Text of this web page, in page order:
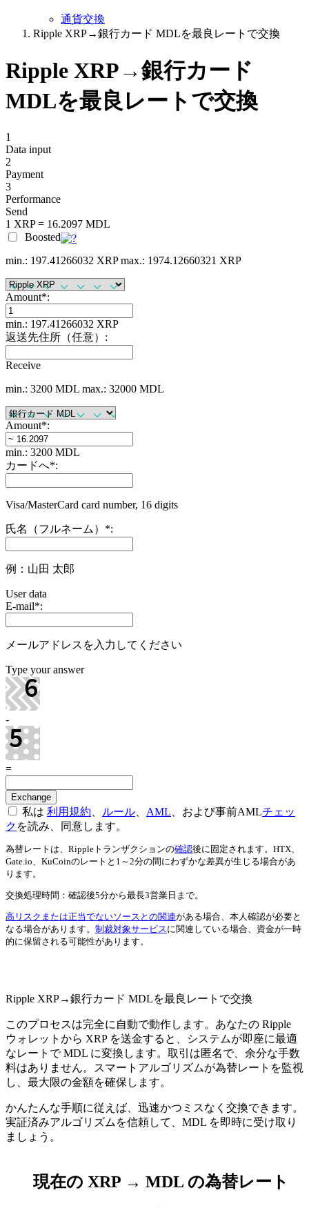
通貨交換
Ripple XRP→銀行カード MDLを最良レートで交換
Ripple XRP→銀行カード
MDLを最良レートで交換
1
Data input
2
Payment
3
Performance
Send
1 XRP = 16.2097 MDL
Boosted
min.: 197.41266032 XRP max.: 1974.12660321 XRP
Amount*:
min.: 197.41266032 XRP
返送先住所（任意）:
Receive
min.: 3200 MDL max.: 32000 MDL
Amount*:
min.: 3200 MDL
カードへ*:
Visa/MasterCard card number, 16 digits
氏名（フルネーム） *:
例：山田 太郎
User data
E-mail*:
メールアドレスを入力してください
Type your answer
-
=
私は 利用規約、 ルール、 AML、および事前AMLチェッ
ク を読み、同意します。
為替レートは、Rippleトランザクションの確認後に固定されます。HTX、
Gate.io、KuCoinのレートと1～2分の間にわずかな差異が生じる場合があ
ります。
交換処理時間：確認後5分から最長3営業日まで。
高リスクまたは正当でないソースとの関連がある場合、本人確認が必要と
なる場合があります。 制裁対象サービスに関連している場合、資金が一時
的に保留される可能性があります。
Ripple XRP→銀行カード MDLを最良レートで交換
このプロセスは完全に自動で動作します。あなたの Ripple
ウォレットから XRP を送金すると、システムが即座に最適
なレートで MDL に変換します。取引は匿名で、余分な手数
料はありません。スマートアルゴリズムが為替レートを監視
し、最大限の金額を確保します。
かんたんな手順に従えば、迅速かつミスなく交換できます。
実証済みアルゴリズムを信頼して、MDL を即時に受け取り
ましょう。
現在の XRP → MDL の為替レート